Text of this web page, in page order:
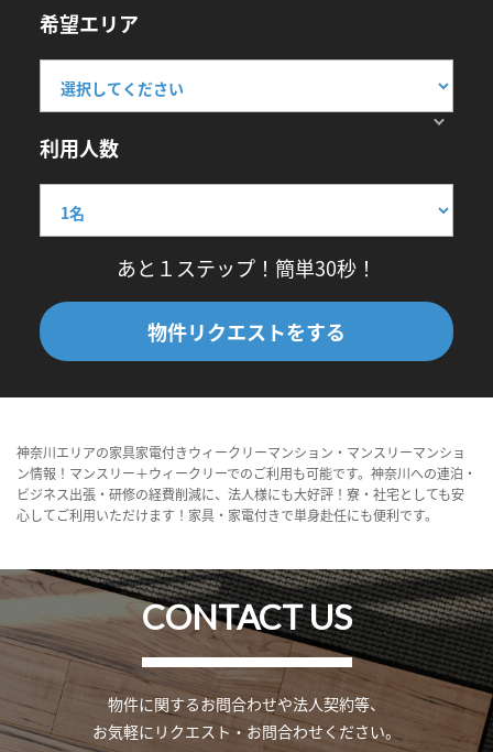
希望エリア
利用人数
あと１ステップ！簡単30秒！
物件リクエストをする
神奈川エリアの家具家電付きウィークリーマンション・マンスリーマンショ
ン情報！マンスリー＋ウィークリーでのご利用も可能です。神奈川への連泊・
ビジネス出張・研修の経費削減に、法人様にも大好評！寮・社宅としても安
心してご利用いただけます！家具・家電付きで単身赴任にも便利です。
CONTACT US
物件に関するお問合わせや法人契約等、
お気軽にリクエスト・お問合わせください。